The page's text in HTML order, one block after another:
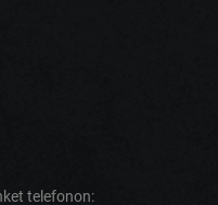
telefonon: